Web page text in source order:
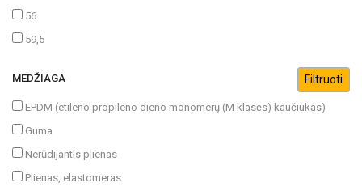
56
59,5
MEDŽIAGA
EPDM (etileno propileno dieno monomerų (M klasės) kaučiukas)
Guma
Nerūdijantis plienas
Plienas, elastomeras